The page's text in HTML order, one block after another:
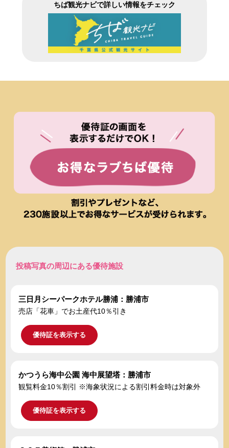
ちば観光ナビで詳しい情報をチェック
投稿写真の周辺にある優待施設
三日月シーパークホテル勝浦：勝浦市
売店「花車」でお土産代10％引き
優待証を表示する
かつうら海中公園 海中展望塔：勝浦市
観覧料金10％割引 ※海象状況による割引料金時は対象外
優待証を表示する